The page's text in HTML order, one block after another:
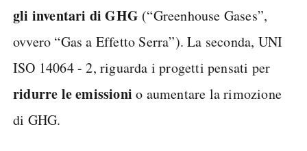
gli inventari di GHG (“Greenhouse Gases”,
ovvero “Gas a Effetto Serra”). La seconda, UNI
ISO 14064 - 2, riguarda i progetti pensati per
ridurre le emissioni o aumentare la rimozione
di GHG.